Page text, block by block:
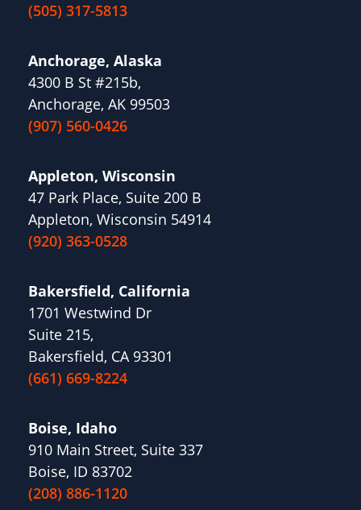
(505) 317-5813
Anchorage, Alaska
4300 B St #215b,
Anchorage, AK 99503
(907) 560-0426
Appleton, Wisconsin
47 Park Place, Suite 200 B
Appleton, Wisconsin 54914
(920) 363-0528
Bakersfield, California
1701 Westwind Dr
Suite 215,
Bakersfield, CA 93301
(661) 669-8224
Boise, Idaho
910 Main Street, Suite 337
Boise, ID 83702
(208) 886-1120